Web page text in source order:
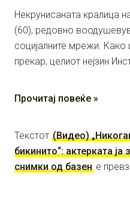
Некрунисаната кралица
(60), редовно
социјалните мрежи. Како
прекар, целиот нејзин
Прочитај повеќе »
Текстот (Видео)
бикинито“: актерката
снимки од базен е